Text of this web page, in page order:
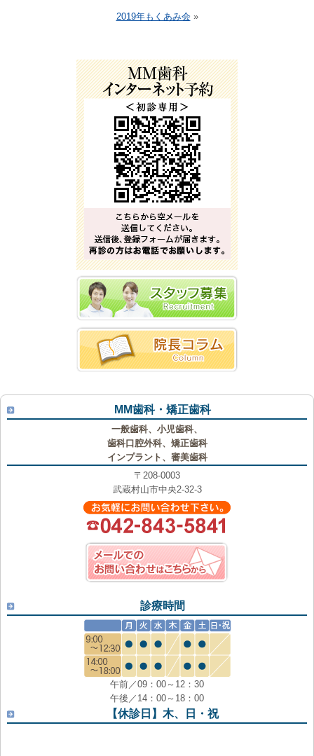
2019年もくあみ会»
MM歯科・矯正歯科
一般歯科、小児歯科、
歯科口腔外科、矯正歯科
インプラント、審美歯科
〒208-0003
武蔵村山市中央2-32-3
診療時間
午前／09：00～12：30
午後／14：00～18：00
【休診日】木、日・祝